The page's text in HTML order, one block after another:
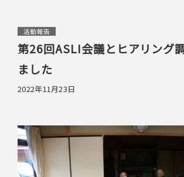
活動報告
第26回ASLI会議とヒアリング
ました
2022年11月23日